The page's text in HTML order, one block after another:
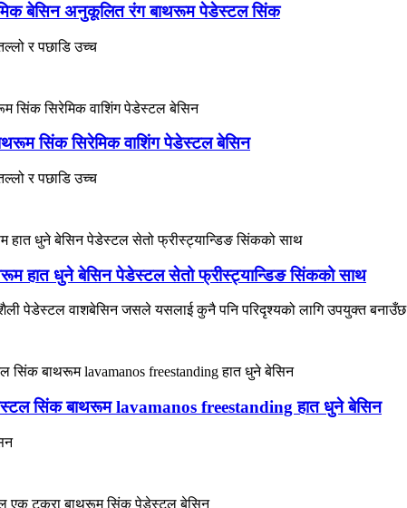
बेसिन अनुकूलित रंग बाथरूम पेडेस्टल सिंक
र पछाडि उच्च
सिंक सिरेमिक वाशिंग पेडेस्टल बेसिन
र पछाडि उच्च
हात धुने बेसिन पेडेस्टल सेतो फ्रीस्ट्यान्डिङ सिंकको साथ
पेडेस्टल वाशबेसिन जसले यसलाई कुनै पनि परिदृश्यको लागि उपयुक्त बनाउँछ
सिंक बाथरूम lavamanos freestanding हात धुने बेसिन